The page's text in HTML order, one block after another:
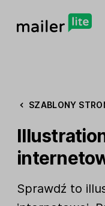
SZABLONY
Sprawdź to